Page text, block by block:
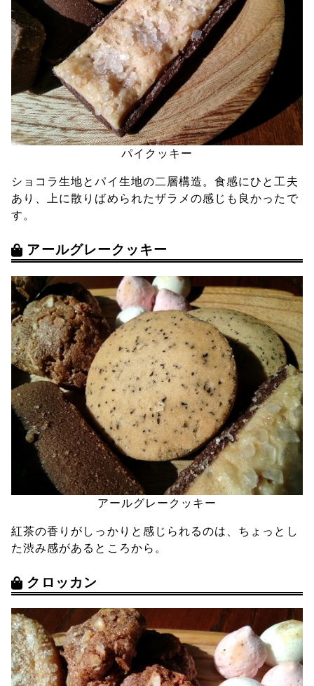
パイクッキー
ショコラ生地とパイ生地の二層構造。食感にひと工夫
あり、上に散りばめられたザラメの感じも良かったで
す。
アールグレークッキー
アールグレークッキー
紅茶の香りがしっかりと感じられるのは、ちょっとし
た渋み感があるところから。
クロッカン